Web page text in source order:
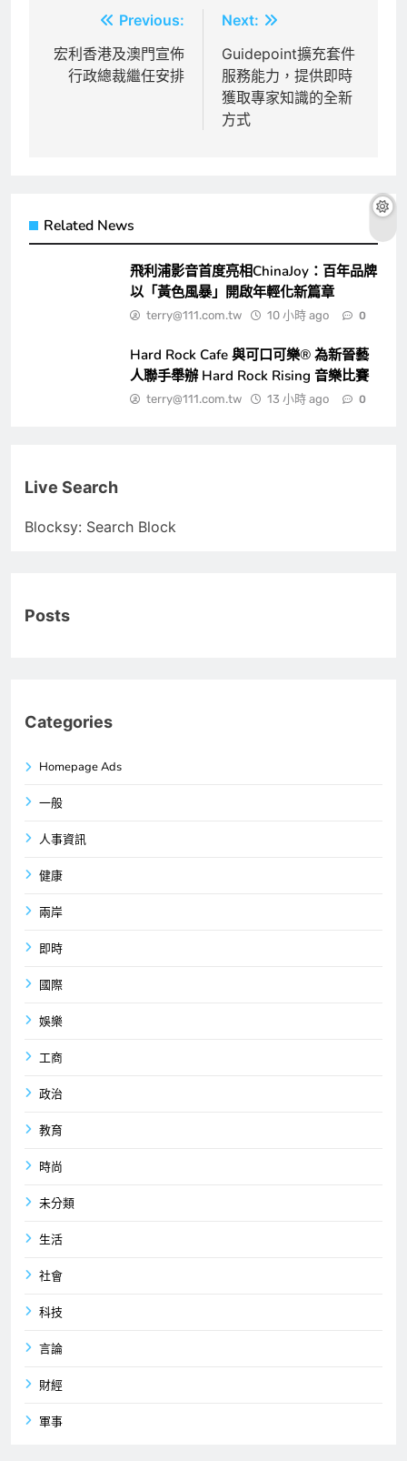
章
Previous:
宏利香港及澳門宣佈
行政總裁繼任安排
Next:
Guidepoint擴充套件
服務能力，提供即時
獲取專家知識的全新
方式
Related News
飛利浦影音首度亮相ChinaJoy：百年品牌
以「黃色風暴」開啟年輕化新篇章
terry@111.com.tw 10 小時 ago 0
Hard Rock Cafe 與可口可樂® 為新晉藝
人聯手舉辦 Hard Rock Rising 音樂比賽
terry@111.com.tw 13 小時 ago 0
Live Search
Blocksy: Search Block
Posts
Categories
Homepage Ads
一般
人事資訊
健康
兩岸
即時
國際
娛樂
工商
政治
教育
時尚
未分類
生活
社會
科技
言論
財經
軍事